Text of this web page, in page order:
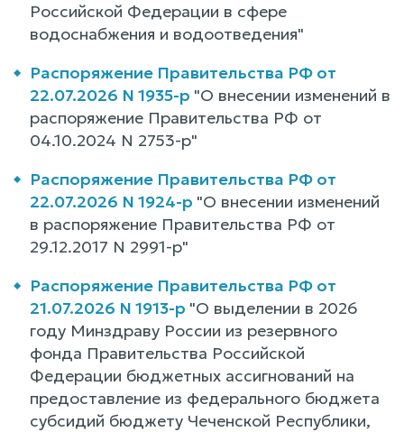
Российской Федерации в сфере
водоснабжения и водоотведения"
Распоряжение Правительства РФ от
22.07.2026 N 1935-р "О внесении изменений в
распоряжение Правительства РФ от
04.10.2024 N 2753-р"
Распоряжение Правительства РФ от
22.07.2026 N 1924-р "О внесении изменений
в распоряжение Правительства РФ от
29.12.2017 N 2991-р"
Распоряжение Правительства РФ от
21.07.2026 N 1913-р "О выделении в 2026
году Минздраву России из резервного
фонда Правительства Российской
Федерации бюджетных ассигнований на
предоставление из федерального бюджета
субсидий бюджету Чеченской Республики,